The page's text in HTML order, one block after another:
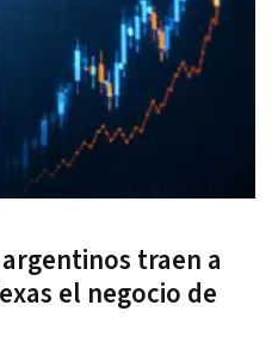
traen a
el negocio de